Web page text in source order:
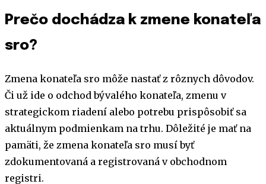
Prečo dochádza k zmene konateľa
sro?
Zmena konateľa sro môže nastať z rôznych dôvodov.
Či už ide o odchod bývalého konateľa, zmenu v
strategickom riadení alebo potrebu prispôsobiť sa
aktuálnym podmienkam na trhu. Dôležité je mať na
pamäti, že zmena konateľa sro musí byť
zdokumentovaná a registrovaná v obchodnom
registri.